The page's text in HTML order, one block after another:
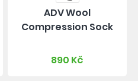
ADV Wool
Compression Sock
890 Kč